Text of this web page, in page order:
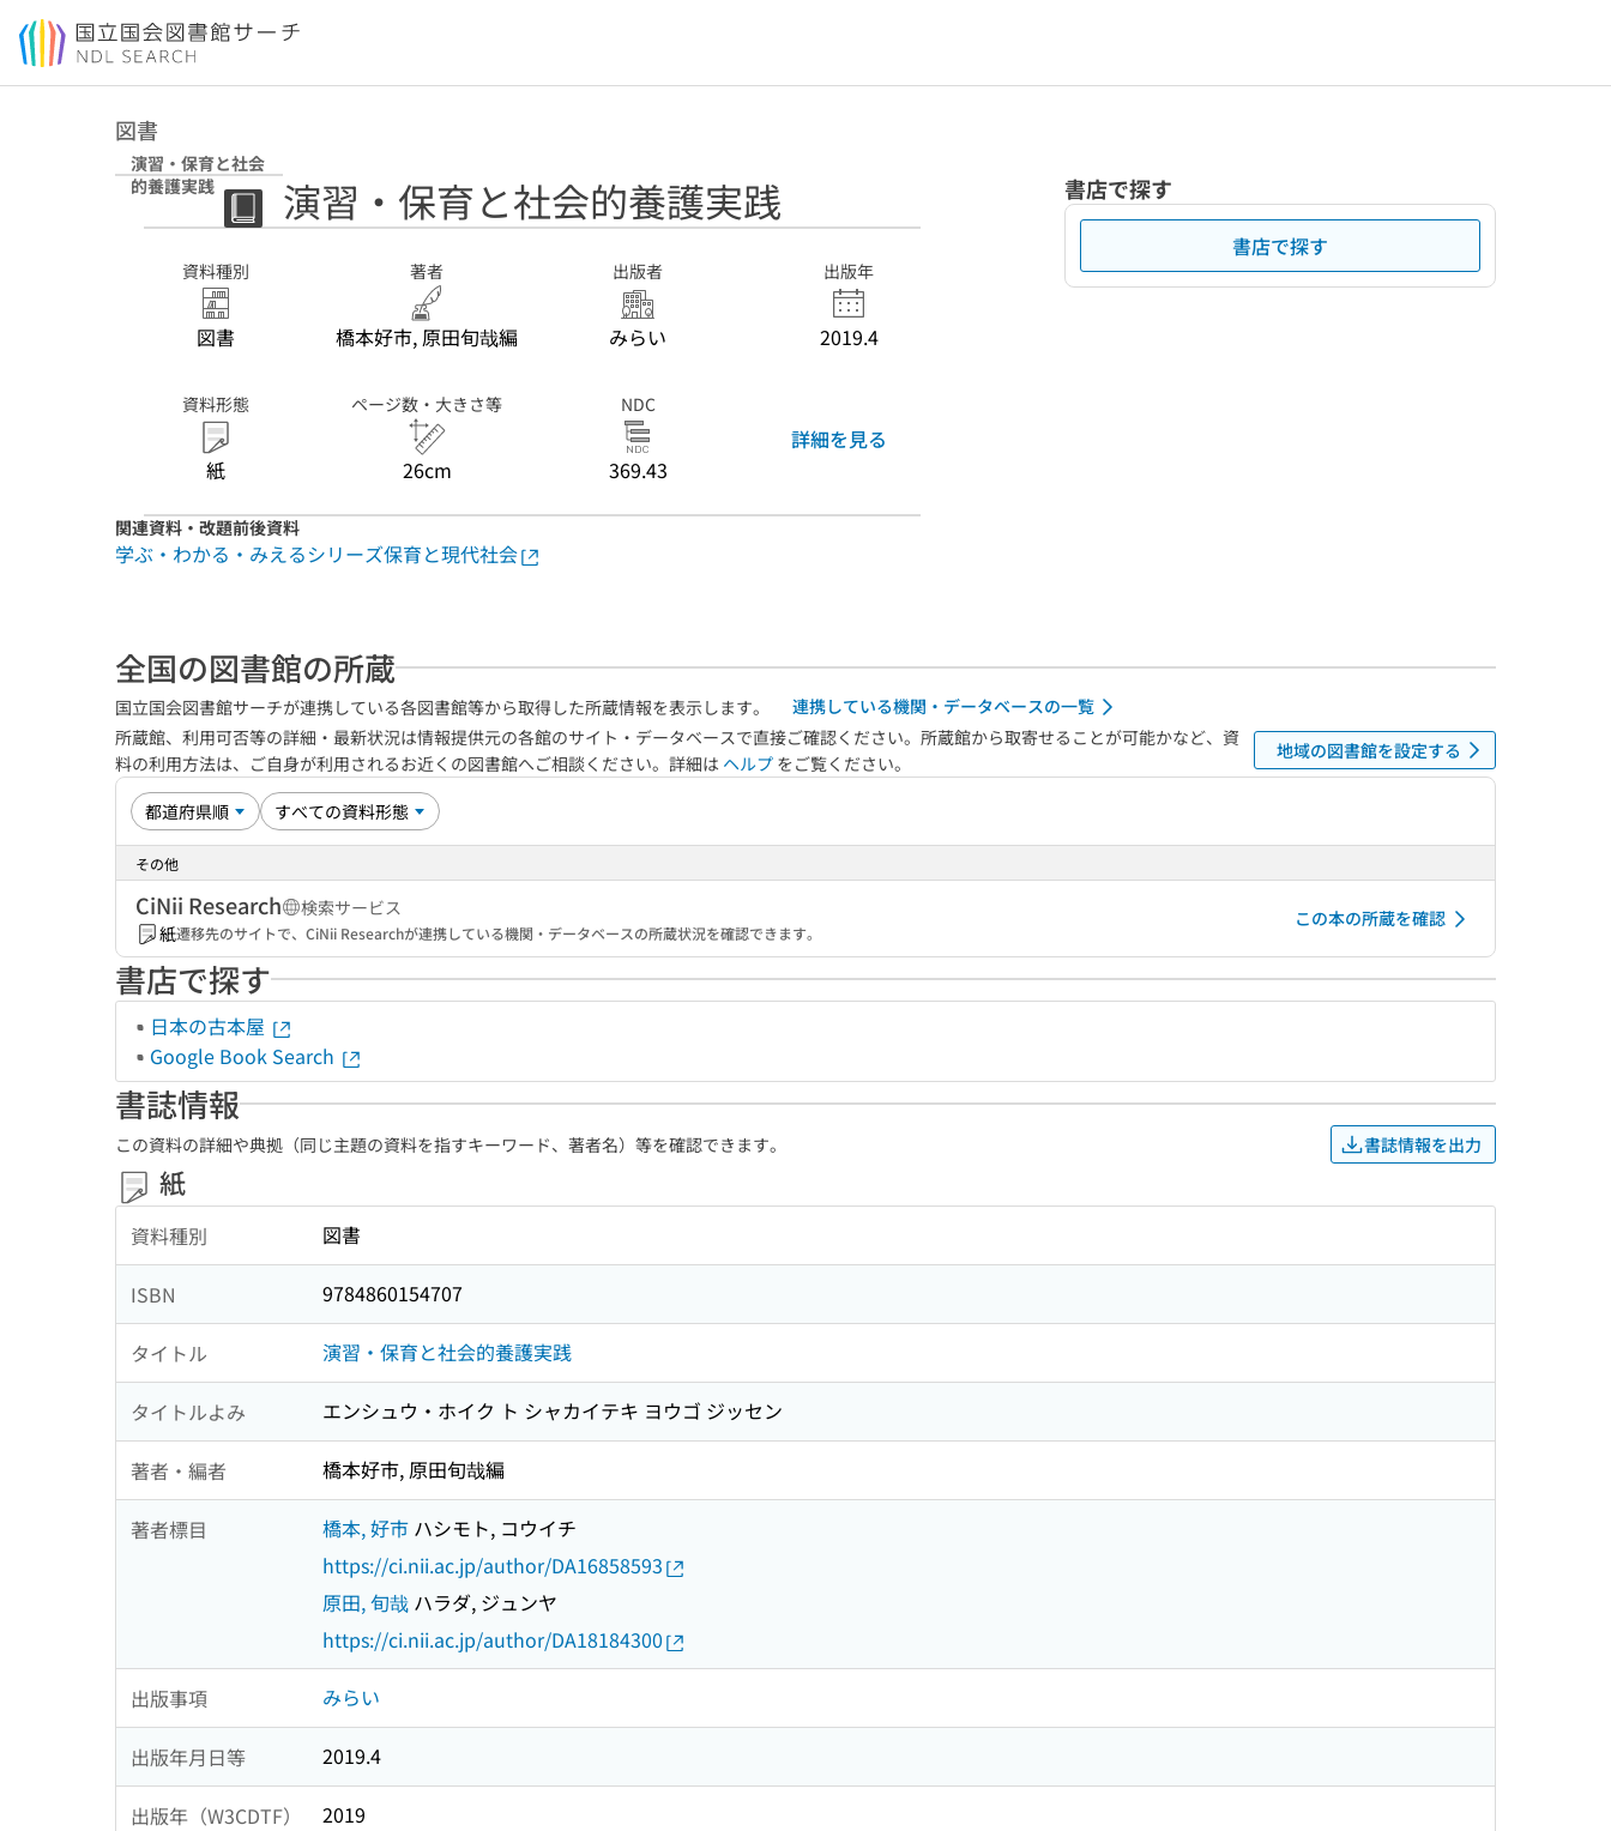
本文へ移動
図書
演習・保育と社会
的養護実践
演習・保育と社会的養護実践
資料種別
図書
著者
橋本好市, 原田旬哉編
出版者
みらい
出版年
2019.4
資料形態
紙
ページ数・大きさ等
26cm
NDC
369.43
詳細を見る
関連資料・改題前後資料
学ぶ・わかる・みえるシリーズ保育と現代社会
書店で探す
書店で探す
全国の図書館の所蔵
国立国会図書館サーチが連携している各図書館等から取得した所蔵情報を表示します。
連携している機関・データベースの一覧
所蔵館、利用可否等の詳細・最新状況は情報提供元の各館のサイト・データベースで直接ご確認ください。所蔵館から取寄せることが可能かなど、資
料の利用方法は、ご自身が利用されるお近くの図書館へご相談ください。詳細は ヘルプ をご覧ください。
地域の図書館を設定する
その他
CiNii Research
検索サービス
紙遷移先のサイトで、CiNii Researchが連携している機関・データベースの所蔵状況を確認できます。
この本の所蔵を確認
書店で探す
日本の古本屋
Google Book Search
書誌情報
この資料の詳細や典拠（同じ主題の資料を指すキーワード、著者名）等を確認できます。 書誌情報を出力
紙
資料種別 図書
ISBN 9784860154707
タイトル 演習・保育と社会的養護実践
タイトルよみ エンシュウ・ホイク ト シャカイテキ ヨウゴ ジッセン
著者・編者 橋本好市, 原田旬哉編
著者標目 橋本, 好市 ハシモト, コウイチ
https://ci.nii.ac.jp/author/DA16858593
原田, 旬哉 ハラダ, ジュンヤ
https://ci.nii.ac.jp/author/DA18184300
出版事項 みらい
出版年月日等 2019.4
出版年（W3CDTF） 2019